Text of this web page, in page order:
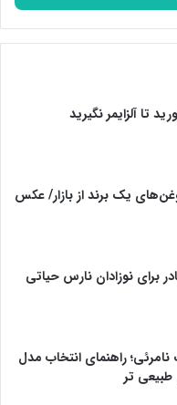
تا آلزایمر نگیرید
یک برند از بازار/ عکس
برای نوزادان نارس حیاتی
راهنمای انتخاب مدل
تر